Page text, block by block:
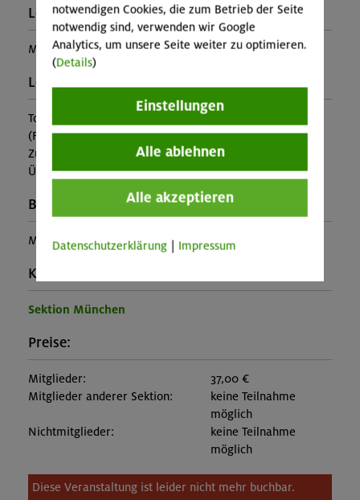
Leiter*in:
Markus Block
Leistung:
Tourleitung
(Falls nicht in den Leistungen inbegriffen, fallen
Zusatzkosten für z.B. An- und Abreise, Verpflegung,
Übernachtung oder Skipass an.)
Buchungscode:
MUC-25-0344
Kontakt Veranstalter:
Sektion München
Preise:
Mitglieder:
37,00 €
Mitglieder anderer Sektion:
keine Teilnahme
möglich
Nichtmitglieder:
keine Teilnahme
möglich
Diese Veranstaltung ist leider nicht mehr buchbar.
notwendigen Cookies, die zum Betrieb der Seite
notwendig sind, verwenden wir Google
Analytics, um unsere Seite weiter zu optimieren.
(Details)
Einstellungen
Alle ablehnen
Alle akzeptieren
Datenschutzerklärung Impressum